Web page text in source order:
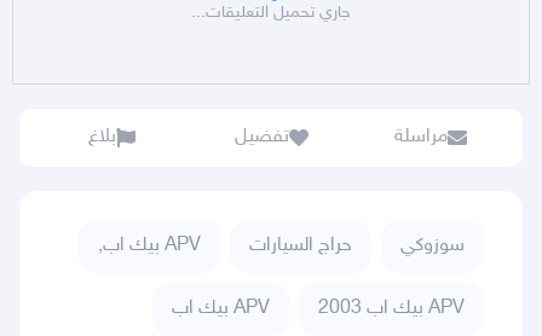
جاري تحميل التعليقات...
مراسلة تفضيل بلاغ
سوزوكي حراج السيارات APV بيك اب,
APV بيك اب 2003 APV بيك اب